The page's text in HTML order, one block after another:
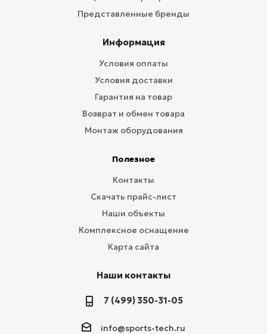
Представленные бренды
Информация
Условия оплаты
Условия доставки
Гарантия на товар
Возврат и обмен товара
Монтаж оборудования
Полезное
Контакты
Скачать прайс-лист
Наши объекты
Комплексное оснащение
Карта сайта
Наши контакты
7 (499) 350-31-05
info@sports-tech.ru